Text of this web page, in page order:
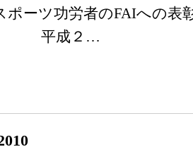
ポーツ功労者のFAIへの表
平成２…